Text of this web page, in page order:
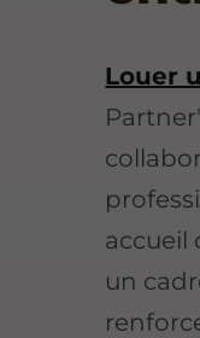
Louer
accueil
un